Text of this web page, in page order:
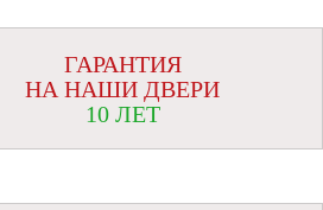
ГАРАНТИЯ
НА НАШИ ДВЕРИ
10 ЛЕТ